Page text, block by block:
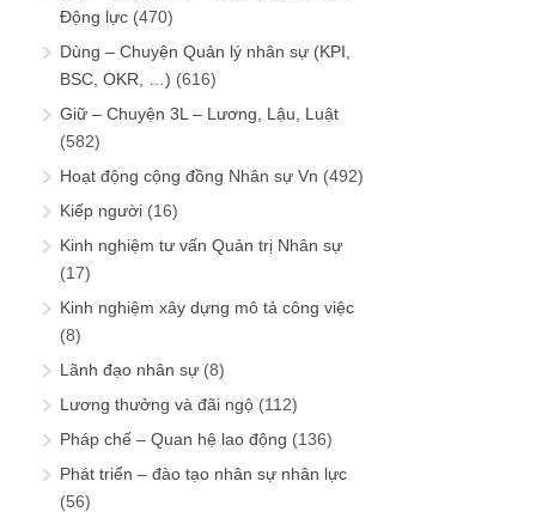
Động lực (470)
Dùng – Chuyện Quản lý nhân sự (KPI,
BSC, OKR, …) (616)
Giữ – Chuyện 3L – Lương, Lậu, Luật
(582)
Hoạt động cộng đồng Nhân sự Vn (492)
Kiếp người (16)
Kinh nghiệm tư vấn Quản trị Nhân sự
(17)
Kinh nghiệm xây dựng mô tả công việc
(8)
Lãnh đạo nhân sự (8)
Lương thưởng và đãi ngộ (112)
Pháp chế – Quan hệ lao động (136)
Phát triển – đào tạo nhân sự nhân lực
(56)